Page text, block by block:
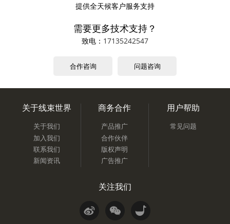
提供全天候客户服务支持
需要更多技术支持？
致电： 17135242547
合作咨询 问题咨询
关于线束世界
关于我们
加入我们
联系我们
新闻资讯
商务合作
产品推广
合作伙伴
版权声明
广告推广
用户帮助
常见问题
关注我们